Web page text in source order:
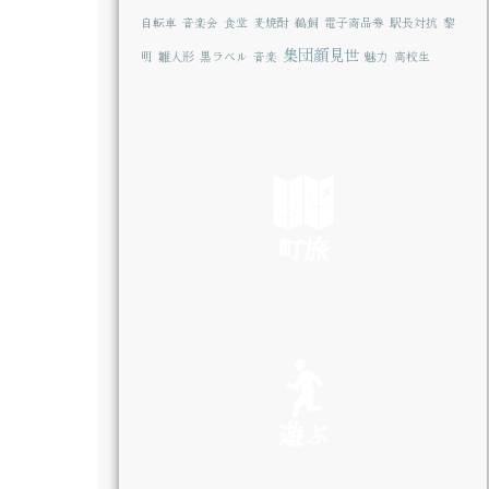
自転車 音楽会 食堂 麦焼酎 鵜飼 電子商品券 駅長対抗 黎
明 雛人形 黒ラベル 音楽 集団顔見世 魅力 高校生